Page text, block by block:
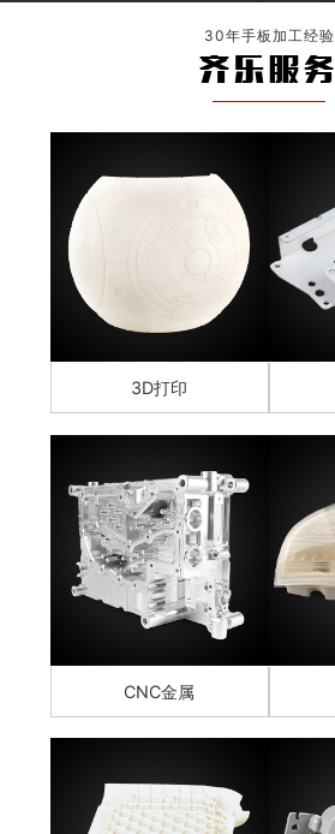
30年手板加工经验
齐乐服务
3D打印
CNC金属